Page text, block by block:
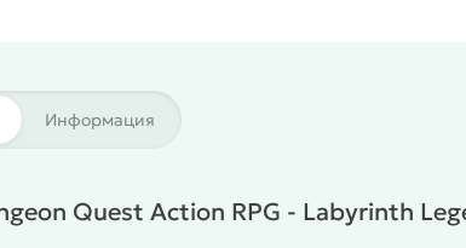
Информация
Quest Action RPG - Labyrinth